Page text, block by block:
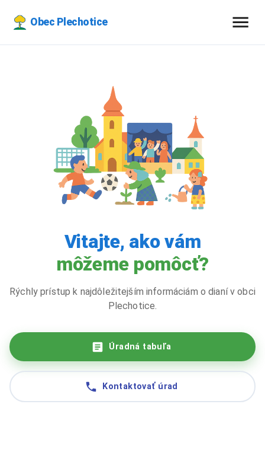
Obec Plechotice
Vitajte, ako vám
môžeme pomôcť?
Rýchly prístup k najdôležitejším informáciám o dianí v obci
Plechotice.
Úradná tabuľa
Kontaktovať úrad